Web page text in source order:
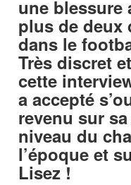
une blessure
plus de deux
dans le
Très discret
cette
a accepté
revenu sur
niveau du
l’époque et
Lisez !